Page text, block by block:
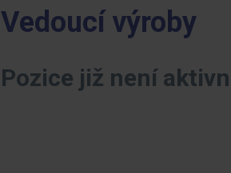
Vedoucí výroby
Pozice již není